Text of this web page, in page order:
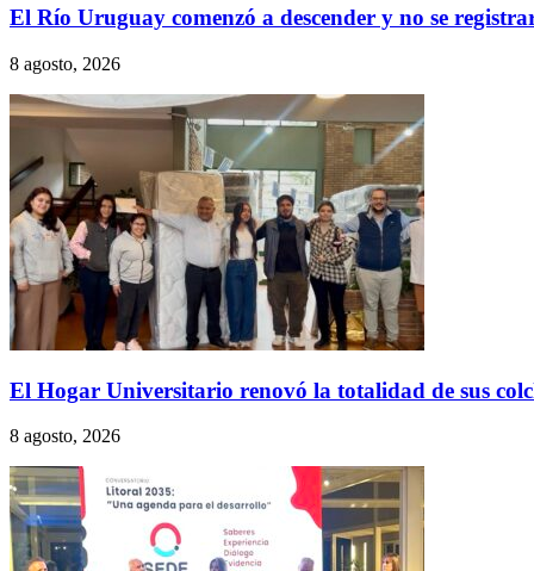
El Río Uruguay comenzó a descender y no se
8 agosto, 2026
El Hogar Universitario renovó la totalidad de sus
8 agosto, 2026